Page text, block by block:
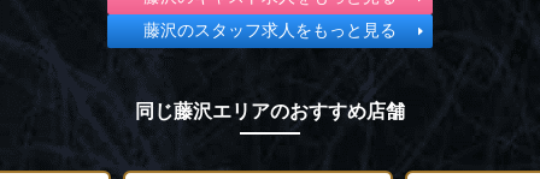
藤沢のスタッフ求人をもっと見る
同じ藤沢エリアのおすすめ店舗